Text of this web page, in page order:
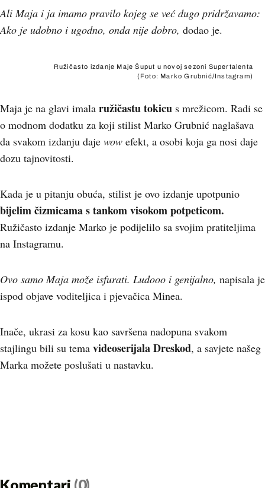
Ali Maja i ja imamo pravilo kojeg se već dugo pridržavamo:
Ako je udobno i ugodno, onda nije dobro, dodao je.
Ružičasto izdanje Maje Šuput u novoj sezoni Supertalenta
(Foto: Marko Grubnić/Instagram)
Maja je na glavi imala ružičastu tokicu s mrežicom. Radi se
o modnom dodatku za koji stilist Marko Grubnić naglašava
da svakom izdanju daje wow efekt, a osobi koja ga nosi daje
dozu tajnovitosti.
Kada je u pitanju obuća, stilist je ovo izdanje upotpunio
bijelim čizmicama s tankom visokom potpeticom.
Ružičasto izdanje Marko je podijelilo sa svojim pratiteljima
na Instagramu.
Ovo samo Maja može isfurati. Ludooo i genijalno, napisala je
ispod objave voditeljica i pjevačica Minea.
Inače, ukrasi za kosu kao savršena nadopuna svakom
stajlingu bili su tema videoserijala Dreskod, a savjete našeg
Marka možete poslušati u nastavku.